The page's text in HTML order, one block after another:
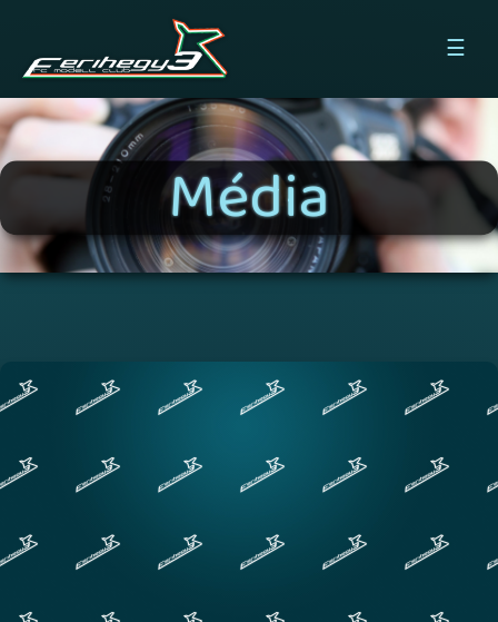
☰
Média